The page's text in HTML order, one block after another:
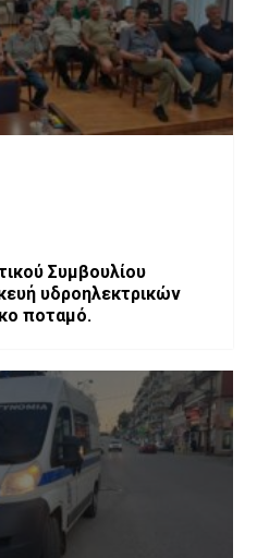
Συμβουλίου
υδροηλεκτρικών
ποταμό.